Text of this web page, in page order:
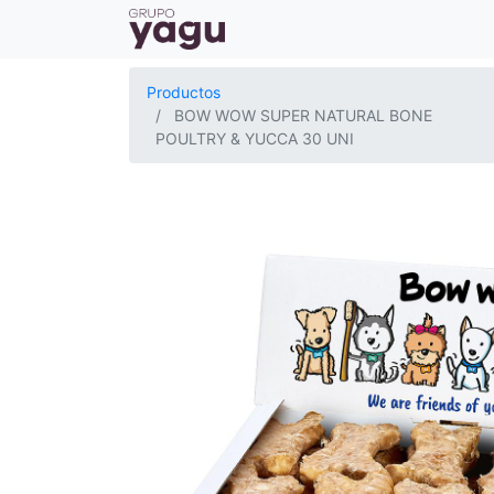
Productos
BOW WOW SUPER NATURAL BONE
POULTRY & YUCCA 30 UNI